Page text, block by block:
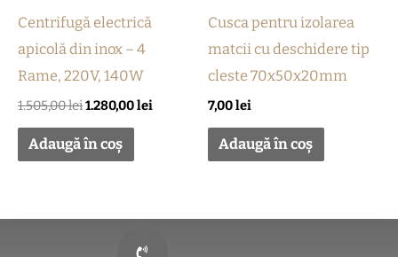
Centrifugă electrică
apicolă din inox – 4
Rame, 220V, 140W
1.505,00lei1.280,00lei
Adaugă în coș
Cusca pentru izolarea
matcii cu deschidere tip
cleste 70x50x20mm
7,00lei
Adaugă în coș